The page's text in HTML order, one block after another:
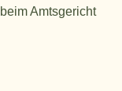
Amtsgericht